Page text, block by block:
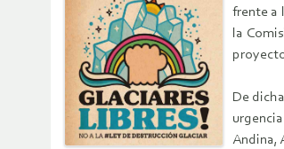
frente a
la
De
Andina,